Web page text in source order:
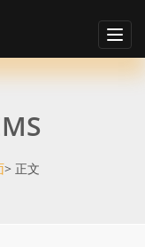
> 正文